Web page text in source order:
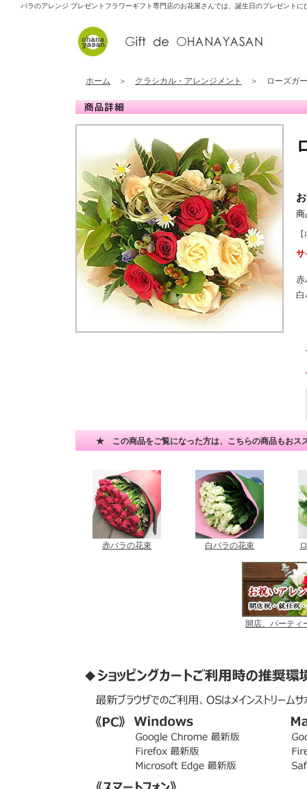
バラのアレンジ プレゼント フラワーギフト専門店のお花屋さんでは、誕生日のプレゼント
ホーム ＞ クラシカル・アレンジメント ＞ ローズガー
サ
赤
★ この商品をご覧になった方は、こちらの商品もお
赤バラの花束 白バラの花束
開店、パーティ